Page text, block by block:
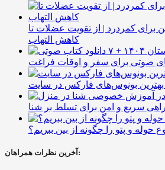
برای کمردرد | از تقویت عضلات تا
کاهش التهاب
۷ کتاب صوتی برای تابستان ۱۴۰۴ +
صوتی برای سفر و اوقات فراغت
سریع و امن برای تسلط بر شنا
حوله و پتو را چگونه از بین ببریم؟
آخرین نظرات همراهان: